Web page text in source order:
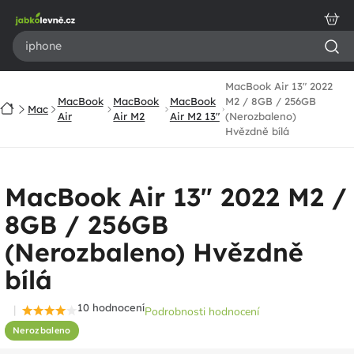
obsah
DomůMac
MacBook
Air
MacBook
Air M2
MacBook
Air M2 13"
MacBook Air 13" 2022
M2 / 8GB / 256GB
(Nerozbaleno)
Hvězdně bílá
MacBook Air 13" 2022 M2 /
8GB / 256GB
(Nerozbaleno) Hvězdně
bílá
Nerozbaleno
Průměrné
hodnocení
10 hodnoceníPodrobnosti hodnocení